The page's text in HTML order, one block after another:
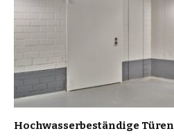
Hochwasserbeständige Türen